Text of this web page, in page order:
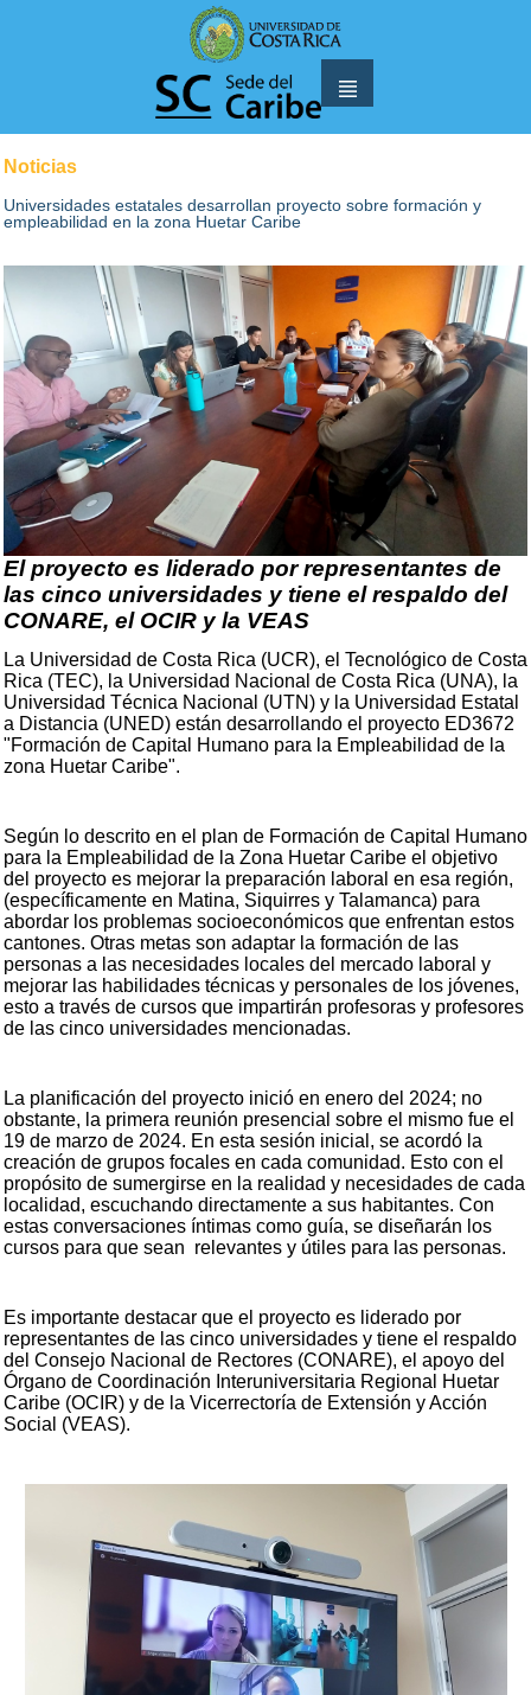
Noticias
Universidades estatales desarrollan proyecto sobre formación y
empleabilidad en la zona Huetar Caribe
El proyecto es liderado por representantes de
las cinco universidades y tiene el respaldo del
CONARE, el OCIR y la VEAS
La Universidad de Costa Rica (UCR), el Tecnológico de Costa
Rica (TEC), la Universidad Nacional de Costa Rica (UNA), la
Universidad Técnica Nacional (UTN) y la Universidad Estatal
a Distancia (UNED) están desarrollando el proyecto ED3672
"Formación de Capital Humano para la Empleabilidad de la
zona Huetar Caribe".
Según lo descrito en el plan de Formación de Capital Humano
para la Empleabilidad de la Zona Huetar Caribe el objetivo
del proyecto es mejorar la preparación laboral en esa región,
(específicamente en Matina, Siquirres y Talamanca) para
abordar los problemas socioeconómicos que enfrentan estos
cantones. Otras metas son adaptar la formación de las
personas a las necesidades locales del mercado laboral y
mejorar las habilidades técnicas y personales de los jóvenes,
esto a través de cursos que impartirán profesoras y profesores
de las cinco universidades mencionadas.
La planificación del proyecto inició en enero del 2024; no
obstante, la primera reunión presencial sobre el mismo fue el
19 de marzo de 2024. En esta sesión inicial, se acordó la
creación de grupos focales en cada comunidad. Esto con el
propósito de sumergirse en la realidad y necesidades de cada
localidad, escuchando directamente a sus habitantes. Con
estas conversaciones íntimas como guía, se diseñarán los
cursos para que sean relevantes y útiles para las personas.
Es importante destacar que el proyecto es liderado por
representantes de las cinco universidades y tiene el respaldo
del Consejo Nacional de Rectores (CONARE), el apoyo del
Órgano de Coordinación Interuniversitaria Regional Huetar
Caribe (OCIR) y de la Vicerrectoría de Extensión y Acción
Social (VEAS).